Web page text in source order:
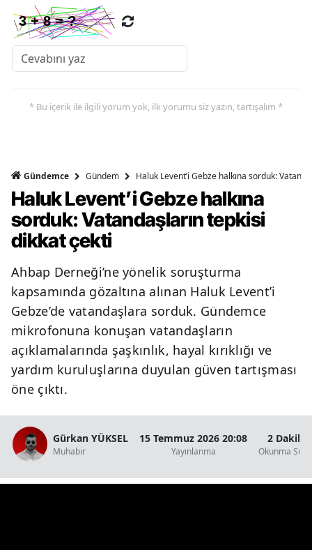
* Bu içerik ile ilgili yorum yok, ilk yorumu siz yazın, tartışalım *
Gündemce Gündem Haluk Levent’i Gebze halkına sorduk:
Haluk Levent’i Gebze halkına
sorduk: Vatandaşların tepkisi
dikkat çekti
Ahbap Derneği’ne yönelik soruşturma
kapsamında gözaltına alınan Haluk Levent’i
Gebze’de vatandaşlara sorduk. Gündemce
mikrofonuna konuşan vatandaşların
açıklamalarında şaşkınlık, hayal kırıklığı ve
yardım kuruluşlarına duyulan güven tartışması
öne çıktı.
Gürkan YÜKSEL
Muhabir
15 Temmuz 2026 20:08
Yayınlanma
2 Dakika
Okunma